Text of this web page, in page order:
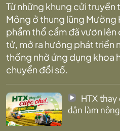
Từ những khung cửi
Mông ở thung lũng Mường
phẩm thổ cẩm đã vươn
tử, mở ra hướng phát triển
thống nhờ ứng dụng khoa
chuyển đổi số.
dân làm